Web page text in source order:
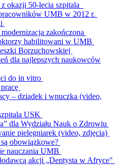
okazji 50-lecia szpitala
UMB w 2012 r.
zakończona
habilitowani w UMB
Borzuchowskiej
dla najlepszych naukowców
do in vitro
– dziadek i wnuczka (video,
USK
dla Wydziału Nauk o Zdrowiu
pielęgniarek (video, zdjęcia)
obowiązkowe?
nauczania UMB
akcji „Dentysta w Afryce"